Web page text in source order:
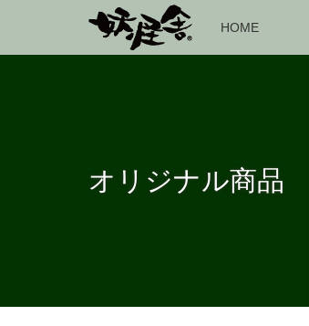
HOME
オリジナル商品